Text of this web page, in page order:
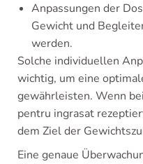
Anpassungen der
Gewicht und
werden.
Solche individuellen
wichtig, um eine
gewährleisten. Wenn
pentru ingrasat
dem Ziel der
Eine genaue